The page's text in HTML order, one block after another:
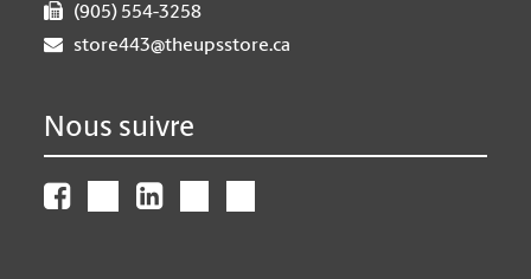
(905) 554-3258
store443@theupsstore.ca
Nous suivre